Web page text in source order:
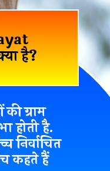
है?
ग्राम
होती है.
निर्वाचित
कहते हैं